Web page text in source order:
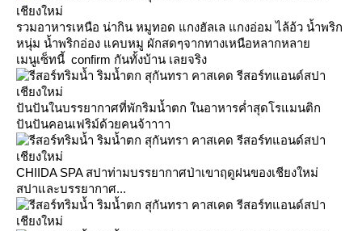
รวมอาหารเหนือ น่ากิน หมูทอด แกงฮัลเล แกงอ่อม ไล้อ้ว น้ำพริก
หนุ่ม น้ำพริกอ่อง แคบหมู ผักสดๆจากทางเหนือหลากหลา
เมนูเซ็ทนี้ confirm กันทั้งบ้าน เลยจริง
ปันปันในบรรยากาศที่พักริมน้ำตก ในอาหารค่ำสุดโรแมนติก
ปันปันคอนเฟริม์ด้วยคนจ้าาาา
CHIIDA SPA สปาท่ามบรรยากาศป่าเขาฤดูฝนของเชียงใหม่
สปาและบรรยากาศ...